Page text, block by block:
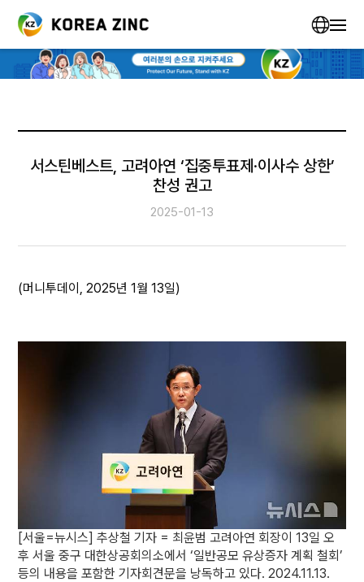
서스틴베스트, 고려아연 ‘집중투표제·이사수 상한’
찬성 권고
2025-01-13
(머니투데이, 2025년 1월 13일)
[서울=뉴시스] 추상철 기자 = 최윤범 고려아연 회장이 13일 오
후 서울 중구 대한상공회의소에서 ‘일반공모 유상증자 계획 철회’
등의 내용을 포함한 기자회견문을 낭독하고 있다. 2024.11.13.